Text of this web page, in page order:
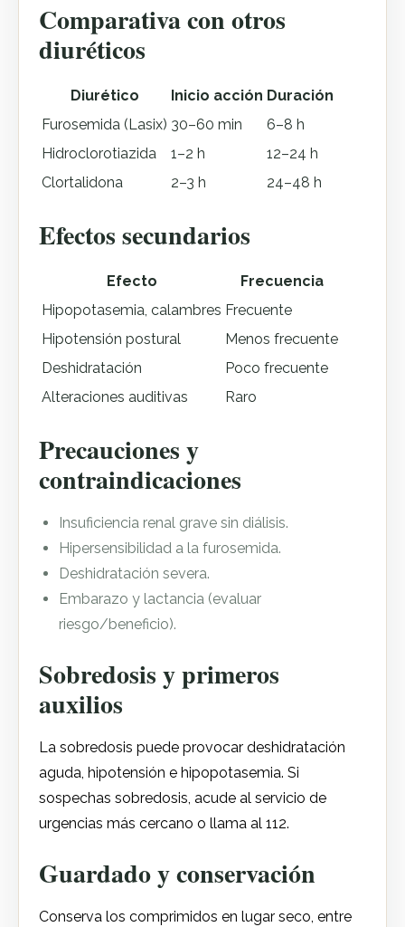
Comparativa con otros
diuréticos
Diurético Inicio acción Duración
Furosemida (Lasix) 30–60 min
6–8 h
Hidroclorotiazida
1–2 h
12–24 h
Clortalidona
2–3 h 24–48 h
Efectos secundarios
Efecto
Frecuencia
Hipopotasemia, calambres Frecuente
Hipotensión postural
Menos frecuente
Deshidratación
Poco frecuente
Alteraciones auditivas
Raro
Precauciones y
contraindicaciones
Insuficiencia renal grave sin diálisis.
Hipersensibilidad a la furosemida.
Deshidratación severa.
Embarazo y lactancia (evaluar
riesgo/beneficio).
Sobredosis y primeros
auxilios
La sobredosis puede provocar deshidratación
aguda, hipotensión e hipopotasemia. Si
sospechas sobredosis, acude al servicio de
urgencias más cercano o llama al 112.
Guardado y conservación
Conserva los comprimidos en lugar seco, entre